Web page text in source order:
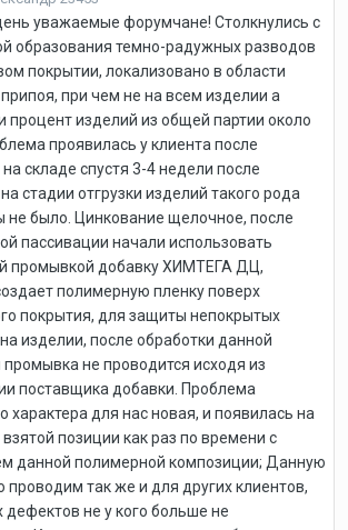
уважаемые форумчане! Столкнулись с
образования темно-радужных разводов
покрытии, локализовано в области
при чем не на всем изделии а
процент изделий из общей партии около
проявилась у клиента после
складе спустя 3-4 недели после
на стадии отгрузки изделий такого рода
не было. Цинкование щелочное, после
пассивации начали использовать
промывкой добавку ХИМТЕГА ДЦ,
полимерную пленку поверх
покрытия, для защиты непокрытых
изделии, после обработки данной
промывка не проводится исходя из
поставщика добавки. Проблема
характера для нас новая, и появилась на
позиции как раз по времени с
данной полимерной композиции; Данную
проводим так же и для других клиентов,
дефектов не у кого больше не